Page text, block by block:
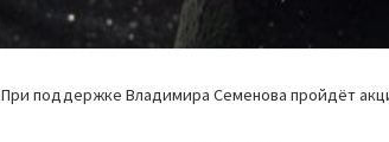
При поддержке Владимира Семенова пройдёт